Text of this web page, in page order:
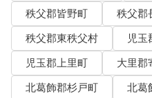
秩父郡皆野町
秩父郡
秩父郡東秩父村
児玉
児玉郡上里町
大里郡
北葛飾郡杉戸町
北葛